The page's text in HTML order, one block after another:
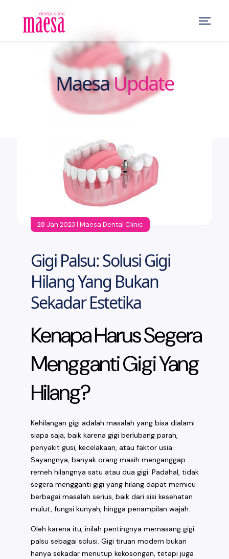
MaesaUpdate
28 Jan 2023 | Maesa Dental Clinic
Gigi Palsu: Solusi Gigi
Hilang Yang Bukan
Sekadar Estetika
Kenapa Harus Segera
Mengganti Gigi Yang
Hilang?
Kehilangan gigi adalah masalah yang bisa dialami
siapa saja, baik karena gigi berlubang parah,
penyakit gusi, kecelakaan, atau faktor usia.
Sayangnya, banyak orang masih menganggap
remeh hilangnya satu atau dua gigi. Padahal, tidak
segera mengganti gigi yang hilang dapat memicu
berbagai masalah serius, baik dari sisi kesehatan
mulut, fungsi kunyah, hingga penampilan wajah.
Oleh karena itu, inilah pentingnya memasang gigi
palsu sebagai solusi. Gigi tiruan modern bukan
hanya sekadar menutup kekosongan, tetapi juga